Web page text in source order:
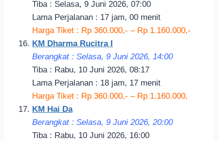
Tiba : Selasa, 9 Juni 2026, 07:00
Lama Perjalanan : 17 jam, 00 menit
Harga Tiket : Rp 360.000,- – Rp 1.160.000,-
KM Dharma Rucitra I
Berangkat : Selasa, 9 Juni 2026, 14:00
Tiba : Rabu, 10 Juni 2026, 08:17
Lama Perjalanan : 18 jam, 17 menit
Harga Tiket : Rp 360.000,- – Rp 1.160.000,
KM Hai Da
Berangkat : Selasa, 9 Juni 2026, 20:00
Tiba : Rabu, 10 Juni 2026, 16:00